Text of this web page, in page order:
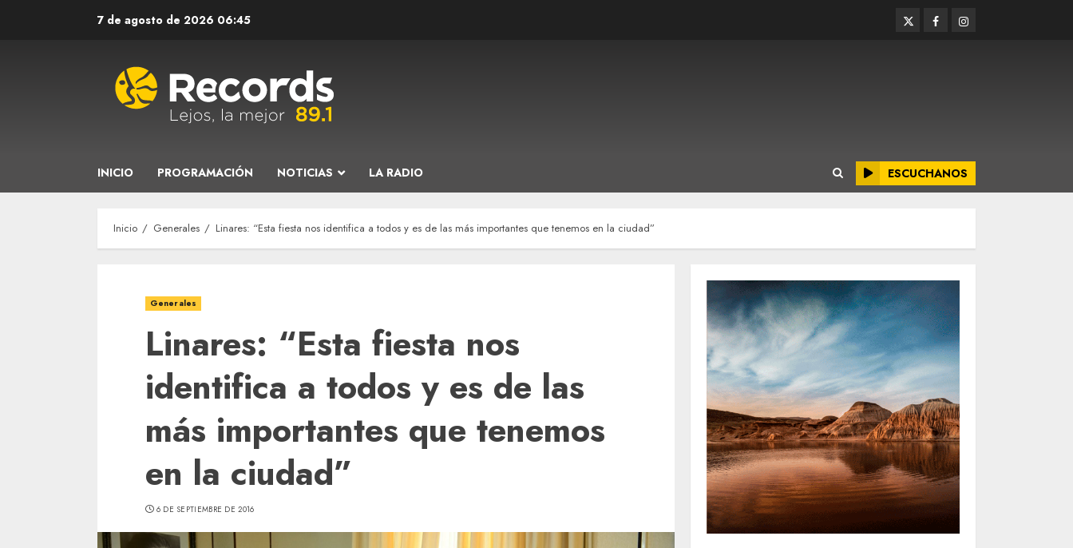
7 de agosto de 2026 06:45 TwitterFacebookInstagram
INICIO PROGRAMACIÓN NOTICIAS LA RADIO ESCUCHANOS
Inicio Generales Linares: “Esta fiesta nos identifica a todos y es de las más importantes que tenemos en la ciudad”
Generales
Linares: “Esta fiesta nos
identifica a todos y es de las
más importantes que tenemos
en la ciudad”
6 DE SEPTIEMBRE DE 2016